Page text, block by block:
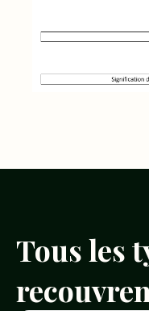
Tous les